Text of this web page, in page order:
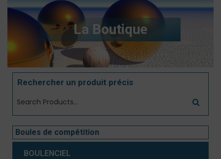
La Boutique
Rechercher un produit précis
Boules de compétition
BOULENCIEL